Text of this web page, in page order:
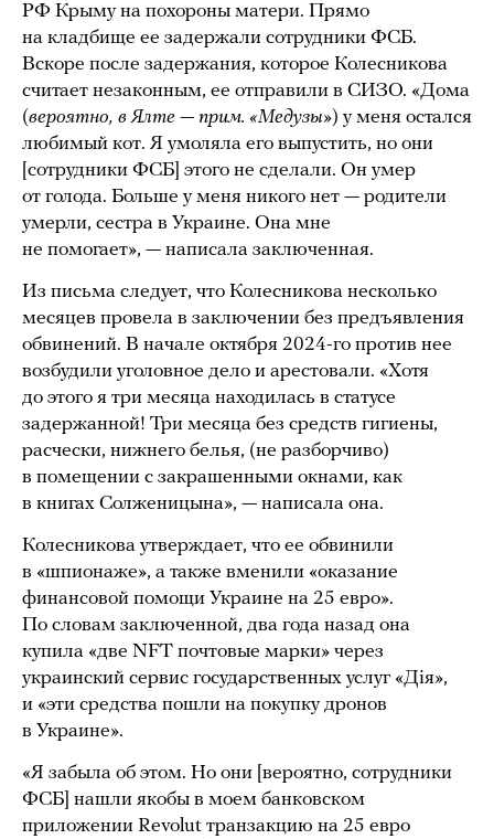
РФ Крыму на похороны матери. Прямо
на кладбище ее задержали сотрудники ФСБ.
Вскоре после задержания, которое Колесникова
считает незаконным, ее отправили в СИЗО. «Дома
(вероятно, в Ялте — прим. «Медузы») у меня остался
любимый кот. Я умоляла его выпустить, но они
[сотрудники ФСБ] этого не сделали. Он умер
от голода. Больше у меня никого нет — родители
умерли, сестра в Украине. Она мне
не помогает», — написала заключенная.
Из письма следует, что Колесникова несколько
месяцев провела в заключении без предъявления
обвинений. В начале октября 2024-го против нее
возбудили уголовное дело и арестовали. «Хотя
до этого я три месяца находилась в статусе
задержанной! Три месяца без средств гигиены,
расчески, нижнего белья, (не разборчиво)
в помещении с закрашенными окнами, как
в книгах Солженицына», — написала она.
Колесникова утверждает, что ее обвинили
в «шпионаже», а также вменили «оказание
финансовой помощи Украине на 25 евро».
По словам заключенной, два года назад она
купила «две NFT почтовые марки» через
украинский сервис государственных услуг «Дiя»,
и «эти средства пошли на покупку дронов
в Украине».
«Я забыла об этом. Но они [вероятно, сотрудники
ФСБ] нашли якобы в моем банковском
приложении Revolut транзакцию на 25 евро